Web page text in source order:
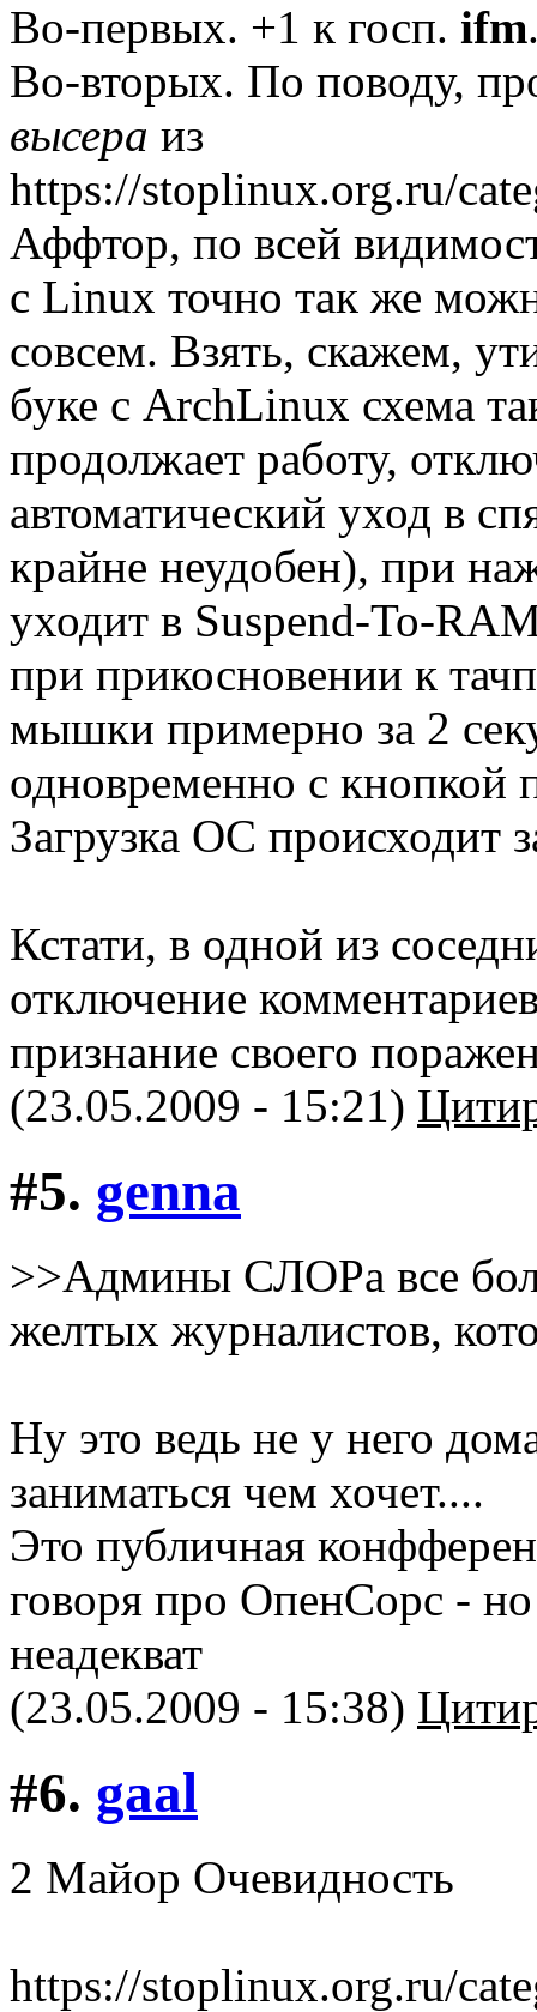
Во-первых. +1 к госп. ifm
Во-вторых. По поводу,
высера из
https://stoplinux.org.ru/
Аффтор, по всей
с Linux точно так же
совсем. Взять, скажем,
буке с ArchLinux схема
продолжает работу,
автоматический уход в
крайне неудобен), при
уходит в Suspend-To-
при прикосновении к
мышки примерно за 2
одновременно с кнопкой
Загрузка ОС происходит
Кстати, в одной из
отключение
признание своего
(23.05.2009 - 15:21)
#5. genna
>>Админы СЛОРа все
желтых журналистов,
Ну это ведь не у него
заниматься чем хочет....
Это публичная
говоря про ОпенСорс -
неадекват
(23.05.2009 - 15:38)
#6. gaal
2 Майор Очевидность
https://stoplinux.org.ru/